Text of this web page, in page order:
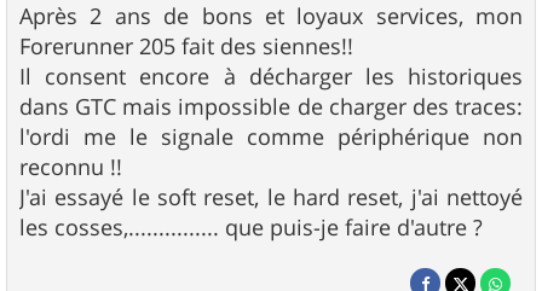
s
s
a
Après 2 ans de bons et loyaux services, mon
Forerunner 205 fait des siennes!!
Il consent encore à décharger les historiques
dans GTC mais impossible de charger des traces:
l'ordi me le signale comme périphérique non
reconnu !!
J'ai essayé le soft reset, le hard reset, j'ai nettoyé
les cosses,............... que puis-je faire d'autre ?